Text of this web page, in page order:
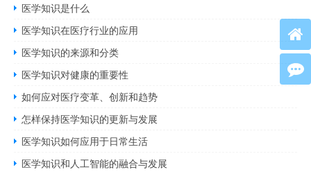
医学知识是什么
医学知识在医疗行业的应用
医学知识的来源和分类
医学知识对健康的重要性
如何应对医疗变革、创新和趋势
怎样保持医学知识的更新与发展
医学知识如何应用于日常生活
医学知识和人工智能的融合与发展